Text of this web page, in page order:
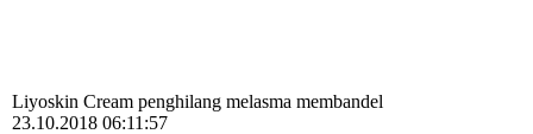
Liyoskin Cream penghilang melasma membandel
23.10.2018 06:11:57